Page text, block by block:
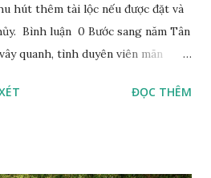
hút thêm tài lộc nếu được đặt và
Bình luận 0 Bước sang năm Tân
quanh, tình duyên viên mãn
sinh ngày Âm lịch này, năm Tân
ĐỌC THÊM